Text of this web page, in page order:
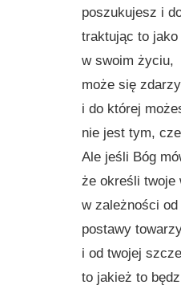
poszukujesz i
traktując to
w swoim życiu,
może się
i do której
nie jest tym,
Ale jeśli Bóg
że określi twoje
w zależności od
postawy
i od twojej
to jakież to